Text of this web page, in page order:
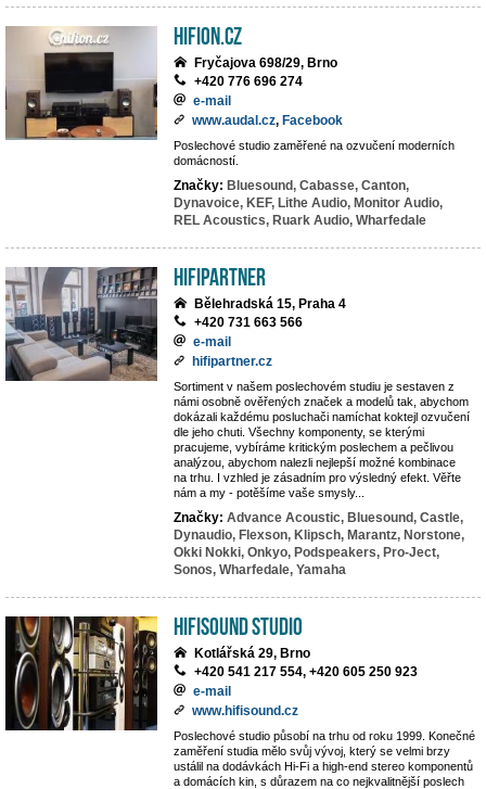
hifion.cz
Fryčajova 698/29, Brno
+420 776 696 274
e-mail
www.audal.cz, Facebook
Poslechové studio zaměřené na ozvučení moderních
domácností.
Značky: Bluesound, Cabasse, Canton,
Dynavoice, KEF, Lithe Audio, Monitor Audio,
REL Acoustics, Ruark Audio, Wharfedale
HIFIpartner
Bělehradská 15, Praha 4
+420 731 663 566
e-mail
hifipartner.cz
Sortiment v našem poslechovém studiu je sestaven z
námi osobně ověřených značek a modelů tak, abychom
dokázali každému posluchači namíchat koktejl ozvučení
dle jeho chuti. Všechny komponenty, se kterými
pracujeme, vybíráme kritickým poslechem a pečlivou
analýzou, abychom nalezli nejlepší možné kombinace
na trhu. I vzhled je zásadním pro výsledný efekt. Věřte
nám a my - potěšíme vaše smysly...
Značky: Advance Acoustic, Bluesound, Castle,
Dynaudio, Flexson, Klipsch, Marantz, Norstone,
Okki Nokki, Onkyo, Podspeakers, Pro-Ject,
Sonos, Wharfedale, Yamaha
HifiSound Studio
Kotlářská 29, Brno
+420 541 217 554, +420 605 250 923
e-mail
www.hifisound.cz
Poslechové studio působí na trhu od roku 1999. Konečné
zaměření studia mělo svůj vývoj, který se velmi brzy
ustálil na dodávkách Hi-Fi a high-end stereo komponentů
a domácích kin, s důrazem na co nejkvalitnější poslech